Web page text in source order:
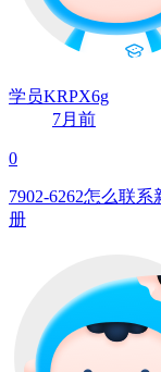
学员KRPX6g
7月前
0
7902-6262怎么联
册